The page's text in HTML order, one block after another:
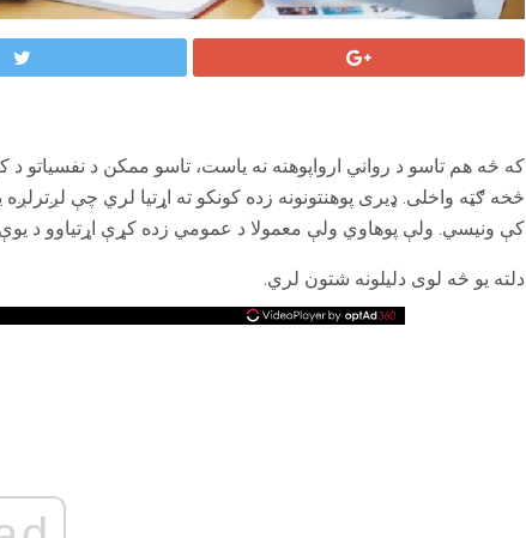
که څه هم تاسو د رواني ارواپوهنه نه یاست، تاسو ممکن د نفسیاتو د
څخه ګټه واخلی. ډیری پوهنتونونه زده کونکو ته اړتیا لري چې لږترلږه
کې ونیسي. ولې پوهاوي ولې معمولا د عمومي زده کړې اړتیاوو د
دلته یو څه لوی دلیلونه شتون لري.